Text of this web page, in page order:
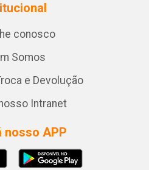
conosco
Somos
e Devolução
Intranet
nosso APP